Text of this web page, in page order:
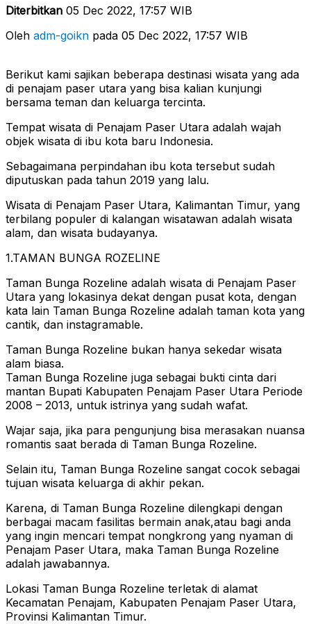
Diterbitkan 05 Dec 2022, 17:57 WIB
Oleh adm-goikn pada 05 Dec 2022, 17:57 WIB
Berikut kami sajikan beberapa destinasi wisata yang ada
di penajam paser utara yang bisa kalian kunjungi
bersama teman dan keluarga tercinta.
Tempat wisata di Penajam Paser Utara adalah wajah
objek wisata di ibu kota baru Indonesia.
Sebagaimana perpindahan ibu kota tersebut sudah
diputuskan pada tahun 2019 yang lalu.
Wisata di Penajam Paser Utara, Kalimantan Timur, yang
terbilang populer di kalangan wisatawan adalah wisata
alam, dan wisata budayanya.
1.TAMAN BUNGA ROZELINE
Taman Bunga Rozeline adalah wisata di Penajam Paser
Utara yang lokasinya dekat dengan pusat kota, dengan
kata lain Taman Bunga Rozeline adalah taman kota yang
cantik, dan instagramable.
Taman Bunga Rozeline bukan hanya sekedar wisata
alam biasa.
Taman Bunga Rozeline juga sebagai bukti cinta dari
mantan Bupati Kabupaten Penajam Paser Utara Periode
2008 – 2013, untuk istrinya yang sudah wafat.
Wajar saja, jika para pengunjung bisa merasakan nuansa
romantis saat berada di Taman Bunga Rozeline.
Selain itu, Taman Bunga Rozeline sangat cocok sebagai
tujuan wisata keluarga di akhir pekan.
Karena, di Taman Bunga Rozeline dilengkapi dengan
berbagai macam fasilitas bermain anak,atau bagi anda
yang ingin mencari tempat nongkrong yang nyaman di
Penajam Paser Utara, maka Taman Bunga Rozeline
adalah jawabannya.
Lokasi Taman Bunga Rozeline terletak di alamat
Kecamatan Penajam, Kabupaten Penajam Paser Utara,
Provinsi Kalimantan Timur.